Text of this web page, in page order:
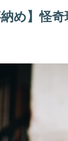
納め】怪